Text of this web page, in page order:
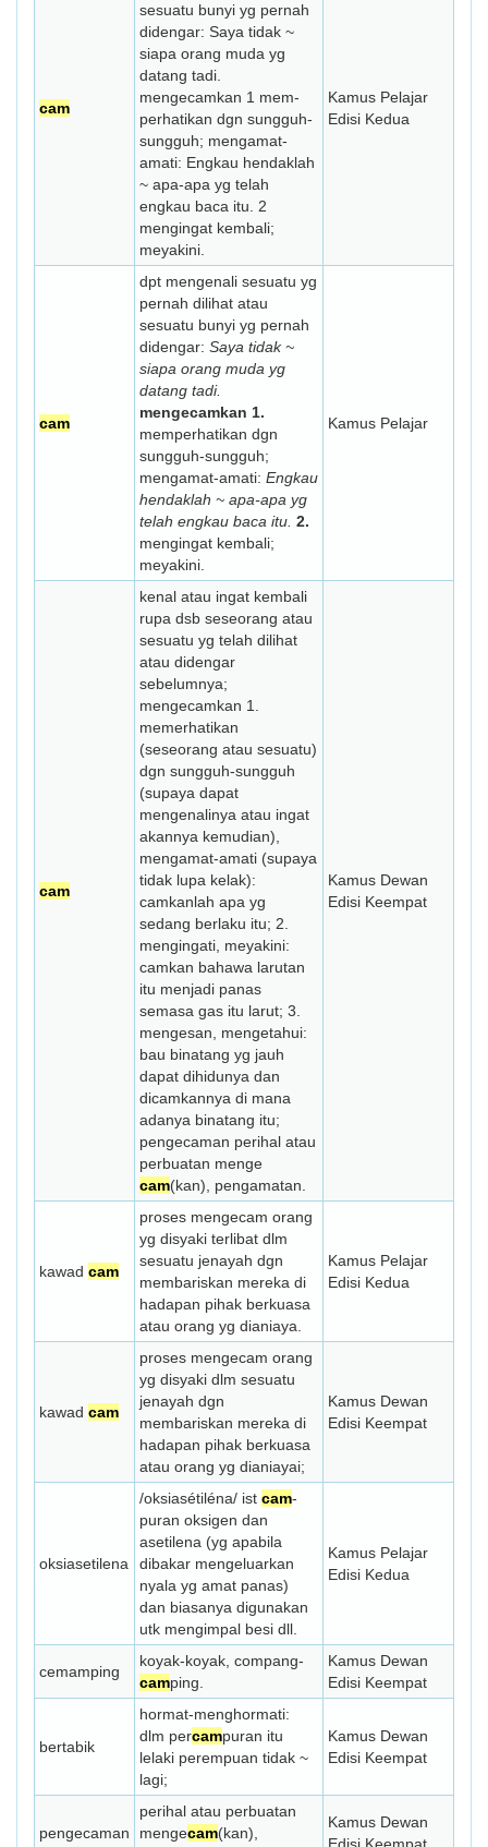
cam
sesuatu bunyi yg pernah
didengar: Saya tidak ~
siapa orang muda yg
datang tadi.
mengecamkan 1 mem­­
perhatikan dgn sungguh-
sungguh; meng­amat-
amati: Engkau hendaklah
~ apa-apa yg telah
engkau baca itu. 2
mengingat kembali;
meyakini.
Kamus Pelajar
Edisi Kedua
cam
dpt mengenali sesuatu yg
pernah dilihat atau
sesuatu bunyi yg pernah
didengar: Saya tidak ~
siapa orang muda yg
datang tadi.
mengecamkan 1.
memperhatikan dgn
sungguh-sungguh;
mengamat-amati: Engkau
hendaklah ~ apa-apa yg
telah engkau baca itu. 2.
mengingat kembali;
meyakini.
Kamus Pelajar
cam
kenal atau ingat kembali
rupa dsb seseorang atau
sesuatu yg telah dilihat
atau didengar
sebelumnya;
mengecamkan 1.
memerhatikan
(seseorang atau sesuatu)
dgn sungguh-sungguh
(supaya dapat
mengenalinya atau ingat
akannya ke­mudian),
mengamat-amati (supaya
tidak lupa kelak):
camkanlah apa yg
sedang berlaku itu; 2.
mengingati, meyakini:
camkan bahawa larutan
itu menjadi panas
semasa gas itu larut; 3.
mengesan, mengetahui:
bau binatang yg jauh
dapat dihidunya dan
dicamkannya di mana
adanya binatang itu;
pengecaman perihal atau
perbuatan menge­
cam(kan), pengamatan.
Kamus Dewan
Edisi Keempat
kawad cam
proses mengecam orang
yg disyaki terlibat dlm
sesuatu jenayah dgn
membariskan mereka di
hadapan pihak berkuasa
atau orang yg dianiaya.
Kamus Pelajar
Edisi Kedua
kawad cam
proses mengecam orang
yg disyaki dlm sesuatu
jenayah dgn
membariskan mere­ka di
hadapan pihak berkuasa
atau orang yg dianiayai;
Kamus Dewan
Edisi Keempat
oksiasetilena
/oksiasétiléna/ ist cam­
puran oksigen dan
asetilena (yg apabila
dibakar mengeluarkan
nyala yg amat panas)
dan biasanya digunakan
utk mengimpal besi dll.
Kamus Pelajar
Edisi Kedua
cemamping
koyak-koyak, compang-
cam­ping.
Kamus Dewan
Edisi Keempat
bertabik
hormat-menghormati:
dlm per­cam­pur­an itu
lelaki perempuan tidak ~
lagi;
Kamus Dewan
Edisi Keempat
pengecaman
perihal atau perbuatan
menge­cam(kan),
Kamus Dewan